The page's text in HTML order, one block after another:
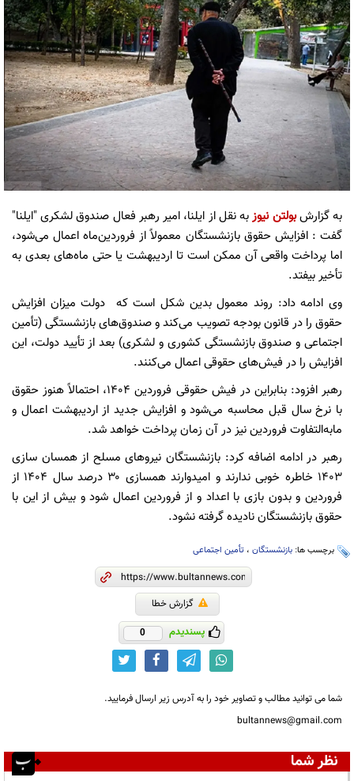
به گزارشبولتن نیوزبه نقل از ایلنا، امیر رهبر فعال صندوق لشکری "ایلنا"
گفت : افزایش حقوق بازنشستگان معمولاً از فروردین‌ماه اعمال می‌شود،
اما پرداخت واقعی آن ممکن است تا اردیبهشت یا حتی ماه‌های بعدی به
تأخیر بیفتد.
وی ادامه داد: روند معمول بدین شکل است که دولت میزان افزایش
حقوق را در قانون بودجه تصویب می‌کند و صندوق‌های بازنشستگی (تأمین
اجتماعی و صندوق بازنشستگی کشوری و لشکری) بعد از تأیید دولت، این
افزایش را در فیش‌های حقوقی اعمال می‌کنند.
رهبر افزود: بنابراین در فیش حقوقی فروردین ۱۴۰۴، احتمالاً هنوز حقوق
با نرخ سال قبل محاسبه می‌شود و افزایش جدید از اردیبهشت اعمال و
مابه‌التفاوت فروردین نیز در آن زمان پرداخت خواهد شد.
رهبر در ادامه اضافه کرد: بازنشستگان نیروهای مسلح از همسان سازی
۱۴۰۳ خاطره خوبی ندارند و امیدوارند همسازی ۳۰ درصد سال ۱۴۰۴ از
فروردین و بدون بازی با اعداد و از فروردین اعمال شود و بیش از این با
حقوق بازنشستگان نادیده گرفته نشود.
برچسب ها: بازنشستگان ، تأمین اجتماعی
گزارش خطا
پسندیدم 0
شما می توانید مطالب و تصاویر خود را به آدرس زیر ارسال فرمایید.
bultannews@gmail.com
نظر شما